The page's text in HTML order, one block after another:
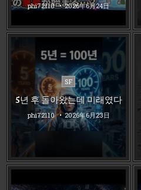
phi72110 2026年6月24日
Posted
in
SF
5년 후 돌아왔는데 미래였다
phi72110 2026年6月23日